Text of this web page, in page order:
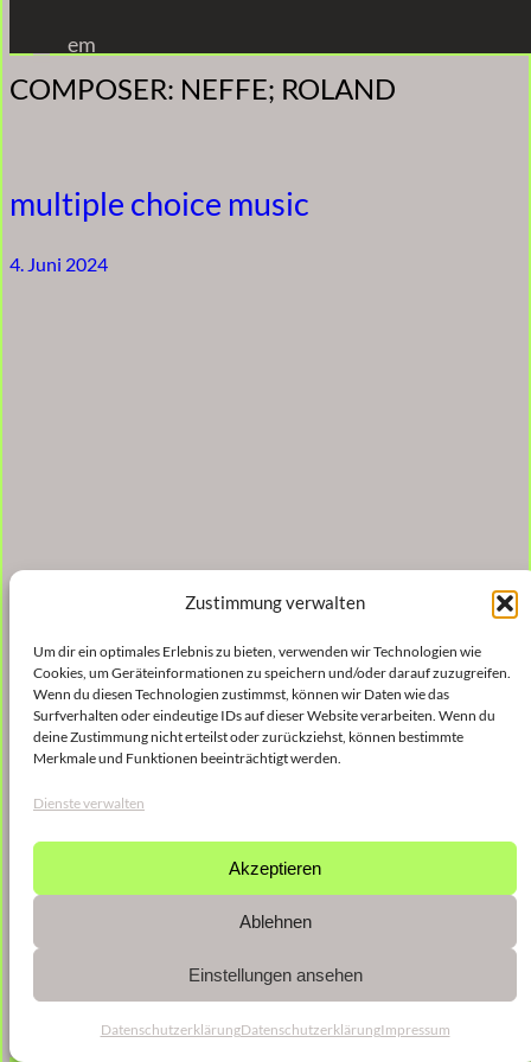
Zustimmung verwalten
Um dir ein optimales Erlebnis zu bieten, verwenden wir Technologien wie
Cookies, um Geräteinformationen zu speichern und/oder darauf zuzugreifen.
Wenn du diesen Technologien zustimmst, können wir Daten wie das
Surfverhalten oder eindeutige IDs auf dieser Website verarbeiten. Wenn du
deine Zustimmung nicht erteilst oder zurückziehst, können bestimmte
Merkmale und Funktionen beeinträchtigt werden.
Dienste verwalten
Akzeptieren
Ablehnen
Einstellungen ansehen
DatenschutzerklärungDatenschutzerklärungImpressum
Inhalt
springen
em
COMPOSER: NEFFE; ROLAND
multiple choice music
4. Juni 2024